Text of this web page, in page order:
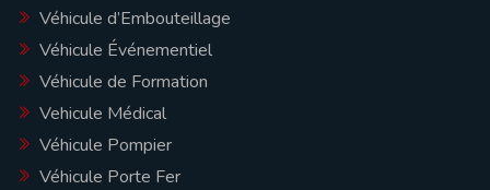
Véhicule d’Embouteillage
Véhicule Événementiel
Véhicule de Formation
Vehicule Médical
Véhicule Pompier
Véhicule Porte Fer